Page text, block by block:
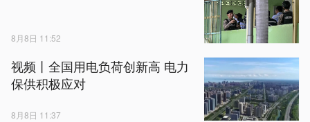
8月8日 11:52
视频丨全国用电负荷创新高 电力
保供积极应对
8月8日 11:37